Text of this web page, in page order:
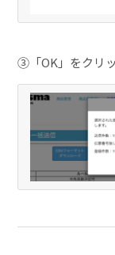
③「OK」をクリ